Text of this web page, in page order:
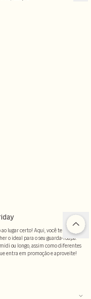
ao lugar certo! Aqui, você tem acesso
o ideal para o seu guarda-roupa.
ou longo, assim como diferentes
entra em promoção e aproveite!
Friday